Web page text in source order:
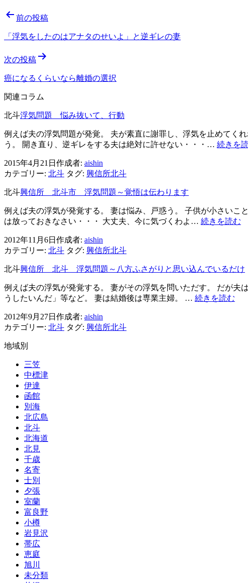
投
稿
ビ
ゲ
ー
シ
ョ
ン
前の投稿
「浮気をしたのはアナタのせいよ」と逆ギレの妻
次の投稿
癌になるくらいなら離婚の選択
関連コラム
北斗浮気問題 悩み抜いて、行動
例えば夫の浮気問題が発覚。 夫が素直に謝罪し、浮気を止めてく
う。 開き直り、逆ギレをする夫は絶対に許せない・・・… 続きを
2015年4月21日 作成者: aishin
カテゴリー: 北斗 タグ: 興信所北斗
北斗興信所 北斗市 浮気問題～覚悟は伝わります
例えば夫の浮気が発覚する。 妻は悩み、戸惑う。 子供が小さいこ
は放っておきなさい・・・ 大丈夫、今に気づくわよ… 続きを読む
浮
気
2012年11月6日 作成者: aishin
カテゴリー: 北斗 タグ: 興信所北斗
北斗興信所 北斗 浮気問題～八方ふさがりと思い込んでいるだけ
例えば夫の浮気が発覚する。 妻がその浮気を問いただす。 だが
うしたいんだ」等など。 妻は結婚後は専業主婦。 … 続きを読む
2012年9月27日 作成者: aishin
カテゴリー: 北斗 タグ: 興信所北斗
地域別
三笠
中標津
伊達
函館
別海
北広島
北斗
北海道
北見
千歳
名寄
士別
夕張
室蘭
富良野
小樽
岩見沢
帯広
恵庭
旭川
未分類